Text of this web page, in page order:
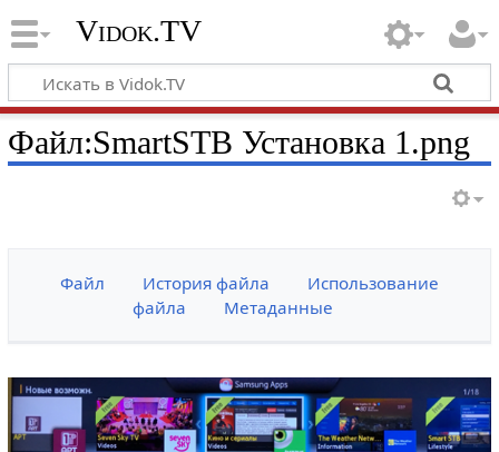
Vidok.TV
Файл:SmartSTB Установка 1.png
Файл История файла
Использование
файла
Метаданные